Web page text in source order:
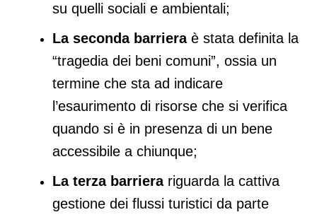
su quelli sociali e ambientali;
La seconda barrieraè stata definita la
“tragedia dei beni comuni”, ossia un
termine che sta ad indicare
l’esaurimento di risorse che si verifica
quando si è in presenza di un bene
accessibile a chiunque;
La terza barrierariguarda la cattiva
gestione dei flussi turistici da parte